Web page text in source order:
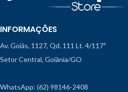
INFORMAÇÕES
Av. Goiás, 1127, Qd. 111 Lt. 4/117ª
Setor Central, Goiânia/GO
WhatsApp: (62) 98146-2408